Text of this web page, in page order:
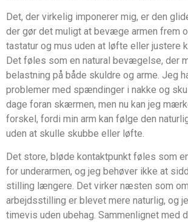
Det, der virkelig imponerer mig, er den
der gør det muligt at bevæge armen frem
tastatur og mus uden at løfte eller justere
Det føles som en natural bevægelse, der
belastning på både skuldre og arme. Jeg
problemer med spændinger i nakke og
dage foran skærmen, men nu kan jeg
forskel, fordi min arm kan følge den
uden at skulle skubbe eller løfte.
Det store, bløde kontaktpunkt føles som
for underarmen, og jeg behøver ikke at
stilling længere. Det virker næsten som
arbejdsstilling er blevet mere naturlig, og
timevis uden ubehag. Sammenlignet med